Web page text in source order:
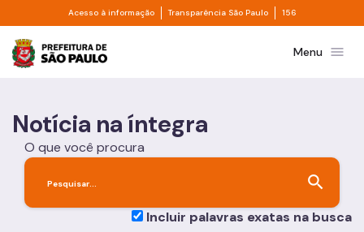
Pular para o Conteúdo principal
Acesso à informação Divisor de acesso à informação
Transparência São Paulo Divisor de
156
Prefeitura de São PauloMenu menu
Notícia na íntegra
O que você procura
search
Incluir palavras exatas na busca